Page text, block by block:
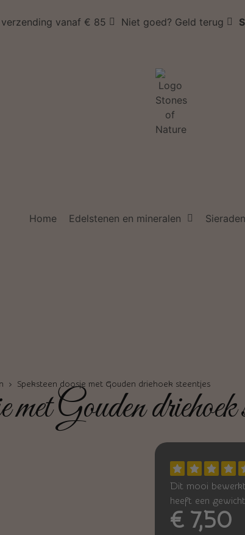
verzending vanaf € 85 Niet goed? Geld terug
Home Edelstenen en mineralen Sieraden
› Speksteen doosje met Gouden driehoek steentjes
Gouden driehoek
Dit mooi
heeft een
€7,50